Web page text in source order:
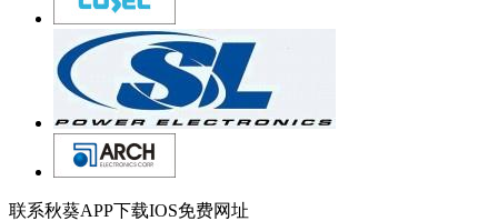
联系秋葵APP下载IOS免费网址